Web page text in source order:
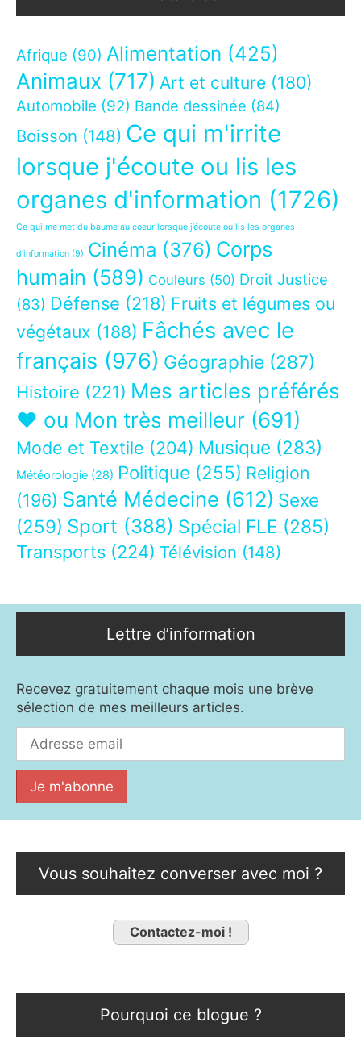
Afrique (90) Alimentation (425)
Animaux (717) Art et culture (180)
Automobile (92) Bande dessinée (84)
Boisson (148) Ce qui m'irrite
lorsque j'écoute ou lis les
organes d'information (1726)
Ce qui me met du baume au coeur lorsque j’écoute ou lis les organes
d’information (9) Cinéma (376) Corps
humain (589) Couleurs (50) Droit Justice
(83) Défense (218) Fruits et légumes ou
végétaux (188) Fâchés avec le
français (976) Géographie (287)
Histoire (221) Mes articles préférés
❤ ou Mon très meilleur (691)
Mode et Textile (204) Musique (283)
Météorologie (28) Politique (255) Religion
(196) Santé Médecine (612) Sexe
(259) Sport (388) Spécial FLE (285)
Transports (224) Télévision (148)
Lettre d’information
Recevez gratuitement chaque mois une brève
sélection de mes meilleurs articles.
Vous souhaitez converser avec moi ?
Contactez-moi !
Pourquoi ce blogue ?